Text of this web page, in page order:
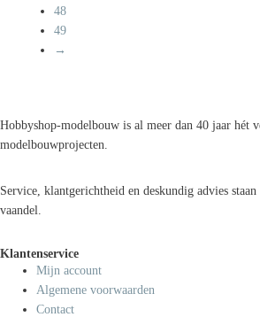
48
49
→
Hobbyshop-modelbouw is al meer dan 40 jaar hét
modelbouwprojecten.
Service, klantgerichtheid en deskundig advies
vaandel.
Klantenservice
Mijn account
Algemene voorwaarden
Contact